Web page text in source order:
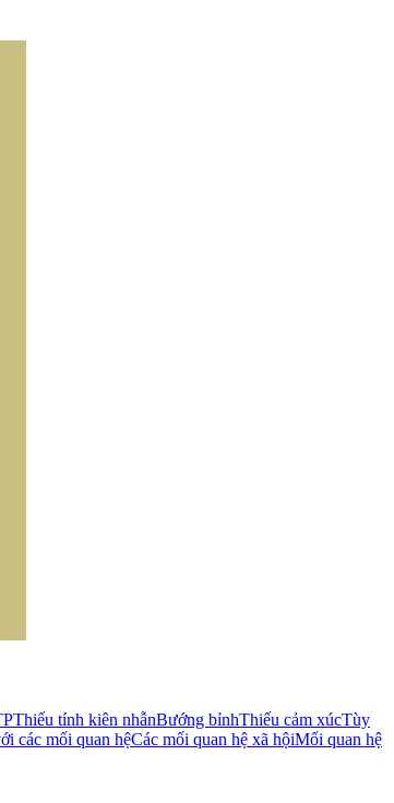
Thiếu tính kiên nhẫnBướng bỉnhThiếu cảm xúcTùy
các mối quan hệCác mối quan hệ xã hộiMối quan hệ